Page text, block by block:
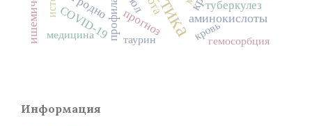
аминокислоты
туберкулез
Гродно
COVID-19 прогноз кровь
медицина таурин гемосорбция
Информация